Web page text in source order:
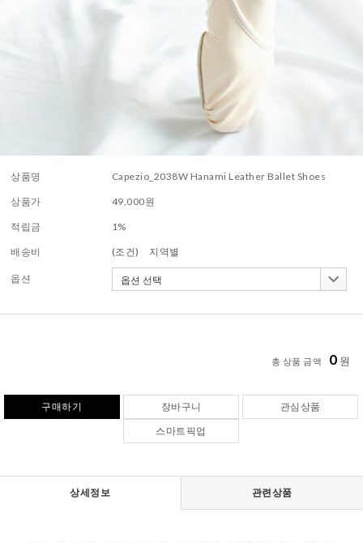
상품명 Capezio_2038W Hanami Leather Ballet Shoes
상품가 49,000원
적립금 1%
배송비 (조건) 지역별
옵션
총 상품 금액 0 원
구매하기 장바구니
관심상품
스마트픽업
상세정보 관련상품